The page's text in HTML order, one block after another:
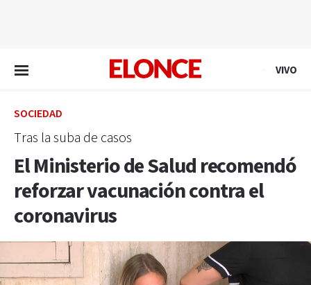
VIVO
SOCIEDAD
Tras la suba de casos
El Ministerio de Salud recomendó
reforzar vacunación contra el
coronavirus